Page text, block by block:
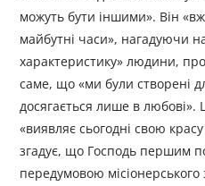
можуть бути іншими». Він
майбутні часи», нагадуючи
характеристику» людини,
саме, що «ми були створені
досягається лише в любові».
«виявляє сьогодні свою
згадує, що Господь першим
передумовою